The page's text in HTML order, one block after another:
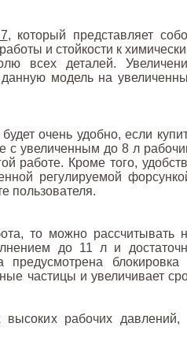
, который представляет
и стойкости к
всех деталей.
модель на
очень удобно, если
с увеличенным до 8 л
работе. Кроме того,
регулируемой
пользователя.
то можно рассчитывать
до 11 л и
блокировка
частицы и увеличивает
рабочих давлений,